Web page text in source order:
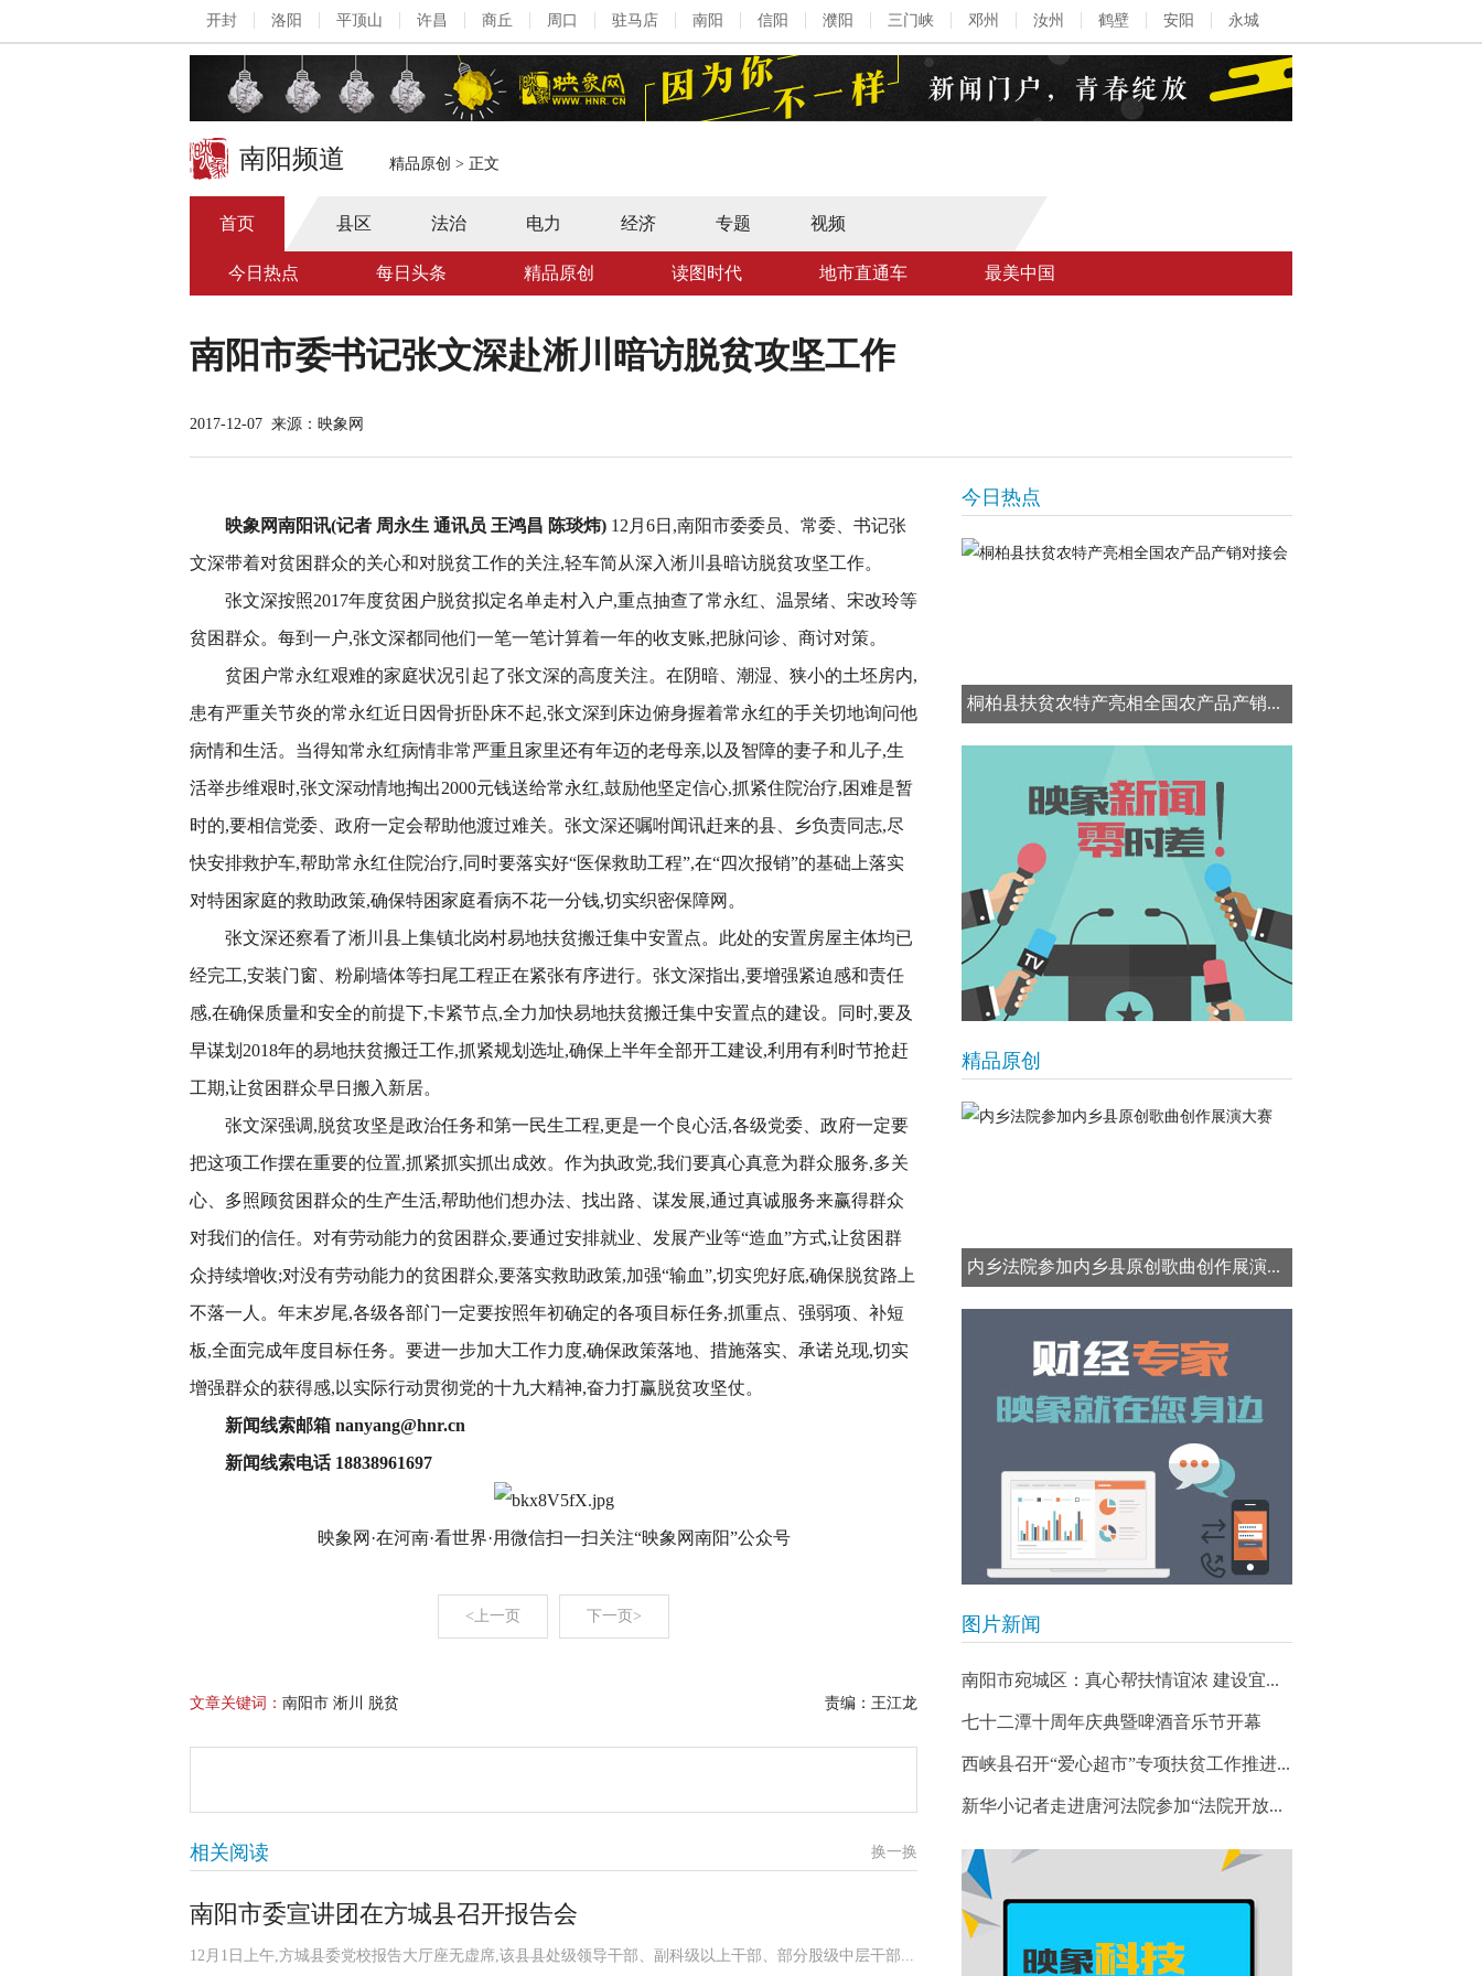
开封 洛阳 平顶山 许昌 商丘 周口 驻马店 南阳 信阳 濮阳 三门峡 邓州 汝州 鹤壁 安阳 永城
南阳频道 精品原创 > 正文
首页 县区 法治 电力 经济 专题 视频
今日热点 每日头条 精品原创 读图时代 地市直通车 最美中国
南阳市委书记张文深赴淅川暗访脱贫攻坚工作
2017-12-07 来源：映象网
映象网南阳讯(记者 周永生 通讯员 王鸿昌 陈琰炜) 12月6日,南阳市委委员、常委、书记张
文深带着对贫困群众的关心和对脱贫工作的关注,轻车简从深入淅川县暗访脱贫攻坚工作。
张文深按照2017年度贫困户脱贫拟定名单走村入户,重点抽查了常永红、温景绪、宋改玲等
贫困群众。每到一户,张文深都同他们一笔一笔计算着一年的收支账,把脉问诊、商讨对策。
贫困户常永红艰难的家庭状况引起了张文深的高度关注。在阴暗、潮湿、狭小的土坯房内,
患有严重关节炎的常永红近日因骨折卧床不起,张文深到床边俯身握着常永红的手关切地询问他
病情和生活。当得知常永红病情非常严重且家里还有年迈的老母亲,以及智障的妻子和儿子,生
活举步维艰时,张文深动情地掏出2000元钱送给常永红,鼓励他坚定信心,抓紧住院治疗,困难是暂
时的,要相信党委、政府一定会帮助他渡过难关。张文深还嘱咐闻讯赶来的县、乡负责同志,尽
快安排救护车,帮助常永红住院治疗,同时要落实好“医保救助工程”,在“四次报销”的基础上落实
对特困家庭的救助政策,确保特困家庭看病不花一分钱,切实织密保障网。
张文深还察看了淅川县上集镇北岗村易地扶贫搬迁集中安置点。此处的安置房屋主体均已
经完工,安装门窗、粉刷墙体等扫尾工程正在紧张有序进行。张文深指出,要增强紧迫感和责任
感,在确保质量和安全的前提下,卡紧节点,全力加快易地扶贫搬迁集中安置点的建设。同时,要及
早谋划2018年的易地扶贫搬迁工作,抓紧规划选址,确保上半年全部开工建设,利用有利时节抢赶
工期,让贫困群众早日搬入新居。
张文深强调,脱贫攻坚是政治任务和第一民生工程,更是一个良心活,各级党委、政府一定要
把这项工作摆在重要的位置,抓紧抓实抓出成效。作为执政党,我们要真心真意为群众服务,多关
心、多照顾贫困群众的生产生活,帮助他们想办法、找出路、谋发展,通过真诚服务来赢得群众
对我们的信任。对有劳动能力的贫困群众,要通过安排就业、发展产业等“造血”方式,让贫困群
众持续增收;对没有劳动能力的贫困群众,要落实救助政策,加强“输血”,切实兜好底,确保脱贫路上
不落一人。年末岁尾,各级各部门一定要按照年初确定的各项目标任务,抓重点、强弱项、补短
板,全面完成年度目标任务。要进一步加大工作力度,确保政策落地、措施落实、承诺兑现,切实
增强群众的获得感,以实际行动贯彻党的十九大精神,奋力打赢脱贫攻坚仗。
新闻线索邮箱 nanyang@hnr.cn
新闻线索电话 18838961697
映象网·在河南·看世界·用微信扫一扫关注“映象网南阳”公众号
<上一页 下一页>
文章关键词： 南阳市 淅川 脱贫 责编：王江龙
相关阅读 换一换
南阳市委宣讲团在方城县召开报告会
12月1日上午,方城县委党校报告大厅座无虚席,该县县处级领导干部、副科级以上干部、部分股级中层干部...
今日热点
桐柏县扶贫农特产亮相全国农产品产销...
精品原创
内乡法院参加内乡县原创歌曲创作展演...
图片新闻
南阳市宛城区：真心帮扶情谊浓 建设宜...
七十二潭十周年庆典暨啤酒音乐节开幕
西峡县召开“爱心超市”专项扶贫工作推进...
新华小记者走进唐河法院参加“法院开放...